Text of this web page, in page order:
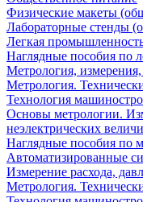
Физические макеты
Лабораторные стенды
Легкая
Наглядные пособия по
Метрология,
Метрология.
Технология
Основы метрологии.
неэлектрических
Наглядные пособия по
Автоматизированные
Измерение расхода,
Метрология.